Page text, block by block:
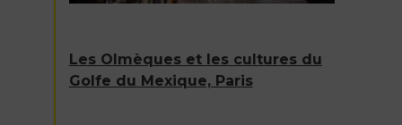
Les Olmèques et les cultures du
Golfe du Mexique, Paris